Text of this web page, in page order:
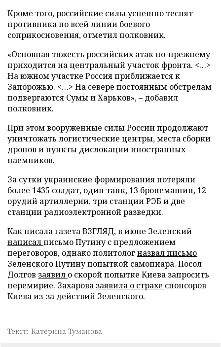
Кроме того, российские силы успешно теснят
противника по всей линии боевого
соприкосновения, отметил полковник.
«Основная тяжесть российских атак по-прежнему
приходится на центральный участок фронта. <…>
На южном участке Россия приближается к
Запорожью. <…> На севере постоянным обстрелам
подвергаются Сумы и Харьков», – добавил
полковник.
При этом вооруженные силы России продолжают
уничтожать логистические центры, места сборки
дронов и пункты дислокации иностранных
наемников.
За сутки украинские формирования потеряли
более 1435 солдат, один танк, 13 бронемашин, 12
орудий артиллерии, три станции РЭБ и две
станции радиоэлектронной разведки.
Как писала газета ВЗГЛЯД, в июне Зеленский
написалписьмо Путину с предложением
переговоров, однако политолог назвал письмо
Зеленского Путину попыткой самопиара. Посол
Долгов заявил о скорой попытке Киева запросить
перемирие. Захарова заявила о страхе спонсоров
Киева из-за действий Зеленского.
Текст: Катерина Туманова